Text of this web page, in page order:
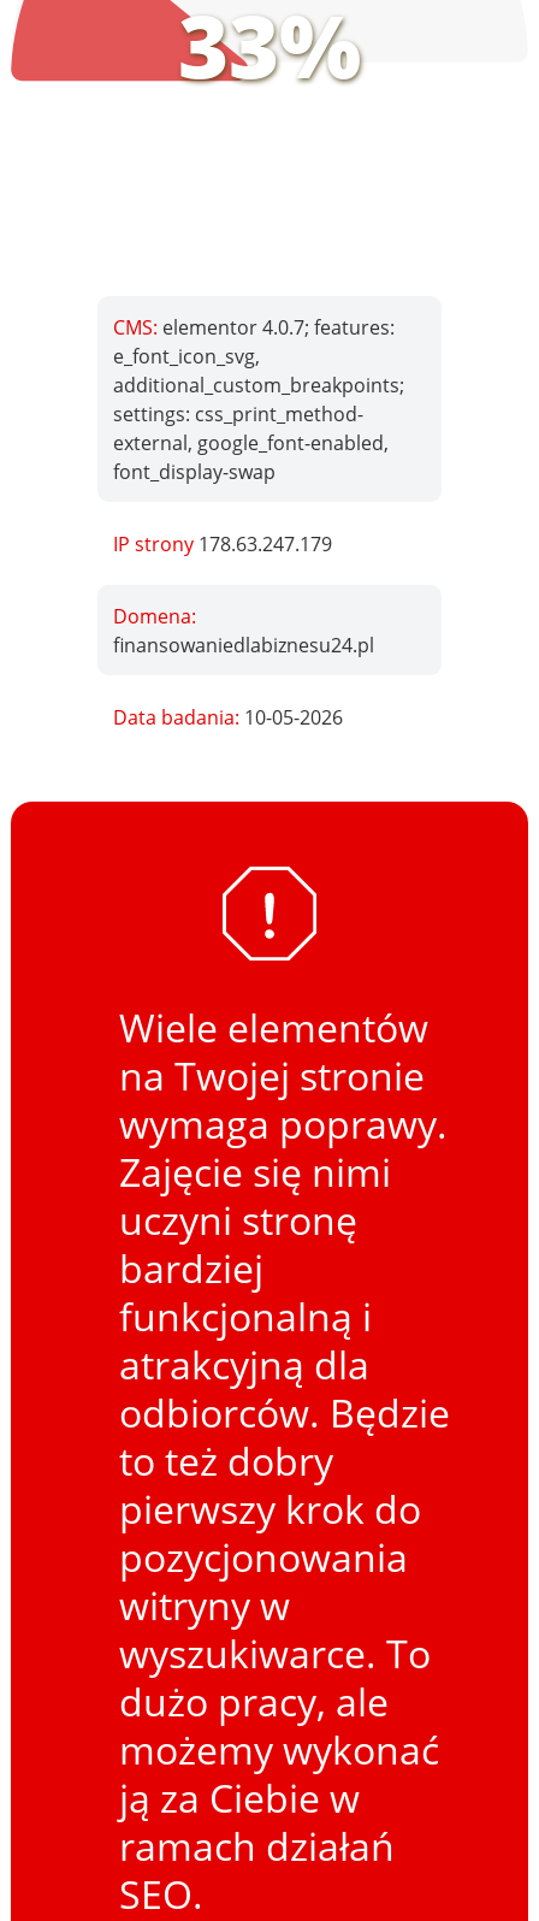
33%
CMS: elementor 4.0.7; features:
e_font_icon_svg,
additional_custom_breakpoints;
settings: css_print_method-
external, google_font-enabled,
font_display-swap
IP strony 178.63.247.179
Domena:
finansowaniedlabiznesu24.pl
Data badania: 10-05-2026
Wiele elementów
na Twojej stronie
wymaga poprawy.
Zajęcie się nimi
uczyni stronę
bardziej
funkcjonalną i
atrakcyjną dla
odbiorców. Będzie
to też dobry
pierwszy krok do
pozycjonowania
witryny w
wyszukiwarce. To
dużo pracy, ale
możemy wykonać
ją za Ciebie w
ramach działań
SEO.